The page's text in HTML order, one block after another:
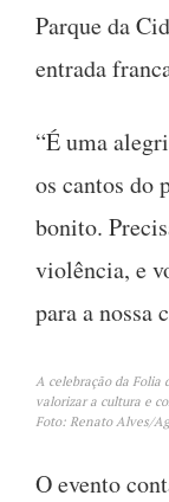
Parque da
entrada
“É uma
os cantos do
bonito.
violência, e
para a nossa
A celebração da Folia
valorizar a cultura e
Foto: Renato Alves/
O evento